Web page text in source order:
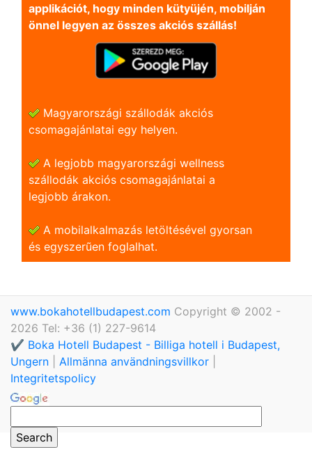
applikációt, hogy minden kütyüjén, mobilján
önnel legyen az összes akciós szállás!
Magyarországi szállodák akciós
csomagajánlatai egy helyen.
A legjobb magyarországi wellness
szállodák akciós csomagajánlatai a
legjobb árakon.
A mobilalkalmazás letöltésével gyorsan
és egyszerũen foglalhat.
www.bokahotellbudapest.com Copyright © 2002 -
2026 Tel: +36 (1) 227-9614
✔️ Boka Hotell Budapest - Billiga hotell i Budapest,
Ungern
Allmänna användningsvillkor
Integritetspolicy